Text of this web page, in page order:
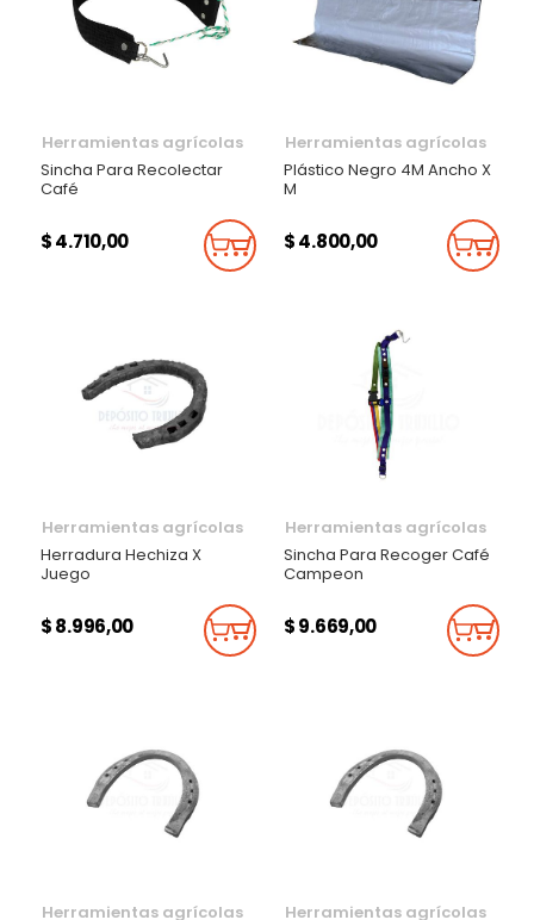
Herramientas agrícolas
Sincha Para Recolectar
Café
$ 4.710,00 Añadir Al Carrito
Herramientas agrícolas
Plástico Negro 4M Ancho X
M
$ 4.800,00
Herramientas agrícolas
Herradura Hechiza X
Juego
$ 8.996,00 Añadir Al Carrito
Herramientas agrícolas
Sincha Para Recoger Café
Campeon
$ 9.669,00
Herramientas agrícolas Herramientas agrícolas